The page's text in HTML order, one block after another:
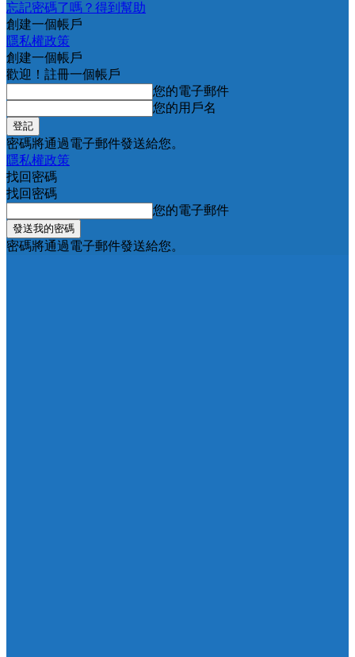
忘記密碼了嗎？得到幫助
創建一個帳戶
隱私權政策
創建一個帳戶
歡迎！註冊一個帳戶
您的電子郵件
您的用戶名
密碼將通過電子郵件發送給您。
隱私權政策
找回密碼
找回密碼
您的電子郵件
密碼將通過電子郵件發送給您。